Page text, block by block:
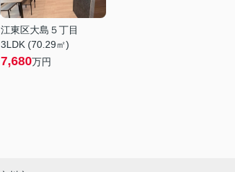
江東区大島５丁目
3LDK (70.29㎡)
7,680万円